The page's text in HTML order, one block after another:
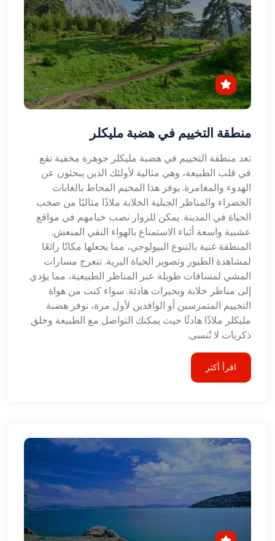
منطقة التخييم في هضبة مليكلر
تعد منطقة التخييم في هضبة مليكلر جوهرة مخفية تقع
في قلب الطبيعة، وهي مثالية لأولئك الذين يبحثون عن
الهدوء والمغامرة. يوفر هذا المخيم المحاط بالغابات
الخضراء والمناظر الجبلية الخلابة ملاذًا مثاليًا من صخب
الحياة في المدينة. يمكن للزوار نصب خيامهم في مواقع
عشبية واسعة أثناء الاستمتاع بالهواء النقي المنعش.
المنطقة غنية بالتنوع البيولوجي، مما يجعلها مكانًا رائعًا
لمشاهدة الطيور وتصوير الحياة البرية. تتعرج مسارات
المشي لمسافات طويلة عبر المناظر الطبيعية، مما يؤدي
إلى مناظر خلابة وبحيرات هادئة. سواء كنت من هواة
التخييم المتمرسين أو الوافدين لأول مرة، توفر هضبة
مليكلر ملاذًا هادئًا حيث يمكنك التواصل مع الطبيعة وخلق
ذكريات لا تُنسى.
اقرأ أكثر